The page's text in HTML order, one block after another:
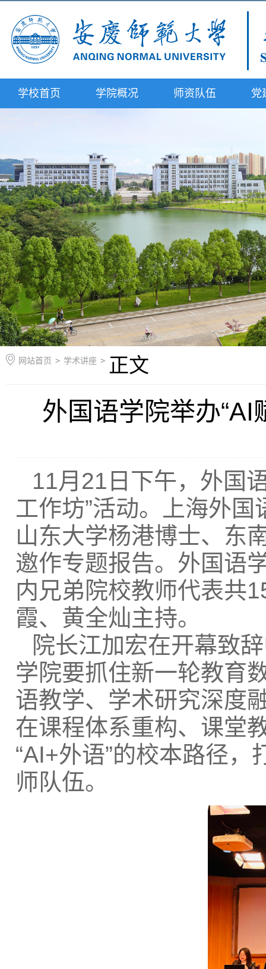
学校首页 学院概况 师资队伍 党
网站首页 > 学术讲座 > 正文
外国语学院举办
11月21日下午，外国
工作坊”活动。上海外
山东大学杨港博士、东
邀作专题报告。外国语
内兄弟院校教师代表共
霞、黄全灿主持。
院长江加宏在开幕致
学院要抓住新一轮教育
语教学、学术研究深度
在课程体系重构、课堂
“AI+外语”的校本路径
师队伍。